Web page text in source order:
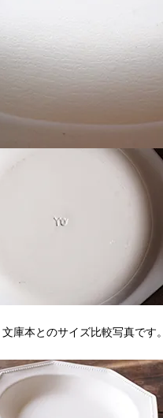
庫本とのサイズ比較写真です。